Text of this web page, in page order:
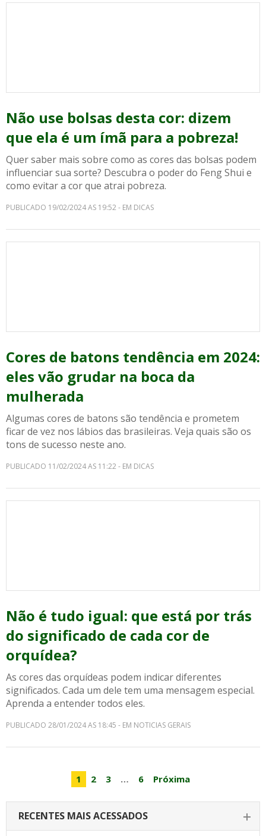
Não use bolsas desta cor: dizem
que ela é um ímã para a pobreza!
Quer saber mais sobre como as cores das bolsas podem
influenciar sua sorte? Descubra o poder do Feng Shui e
como evitar a cor que atrai pobreza.
PUBLICADO 19/02/2024 AS 19:52 - EM DICAS
Cores de batons tendência em 2024:
eles vão grudar na boca da
mulherada
Algumas cores de batons são tendência e prometem
ficar de vez nos lábios das brasileiras. Veja quais são os
tons de sucesso neste ano.
PUBLICADO 11/02/2024 AS 11:22 - EM DICAS
Não é tudo igual: que está por trás
do significado de cada cor de
orquídea?
As cores das orquídeas podem indicar diferentes
significados. Cada um dele tem uma mensagem especial.
Aprenda a entender todos eles.
PUBLICADO 28/01/2024 AS 18:45 - EM NOTICIAS GERAIS
1 2 3 … 6 Próxima
RECENTES MAIS ACESSADOS